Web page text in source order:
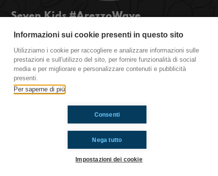
Seven Kids #ArezzoWave
Radio Immaginaria - Arezzo Wave Love Festival.
Ti è piaciuto? Condividilo!
Informazioni sui cookie presenti in questo sito
Utilizziamo i cookie per raccogliere e analizzare informazioni sulle
prestazioni e sull'utilizzo del sito, per fornire funzionalità di social
media e per migliorare e personalizzare contenuti e pubblicità
presenti.
Per saperne di più
Nega tutto
Consenti
Impostazioni dei cookie